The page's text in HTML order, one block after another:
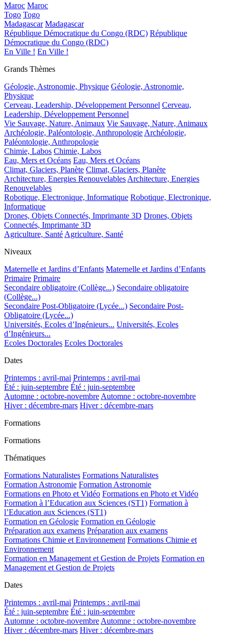
Maroc Maroc
Togo Togo
Madagascar Madagascar
République Démocratique du Congo (RDC) République
Démocratique du Congo (RDC)
En Ville ! En Ville !
Grands Thèmes
Géologie, Astronomie, Physique Géologie, Astronomie,
Physique
Cerveau, Leadership, Développement Personnel Cerveau,
Leadership, Développement Personnel
Vie Sauvage, Nature, Animaux Vie Sauvage, Nature, Animaux
Archéologie, Paléontologie, Anthropologie Archéologie,
Paléontologie, Anthropologie
Chimie, Labos Chimie, Labos
Eau, Mers et Océans Eau, Mers et Océans
Climat, Glaciers, Planète Climat, Glaciers, Planète
Architecture, Energies Renouvelables Architecture, Energies
Renouvelables
Robotique, Electronique, Informatique Robotique, Electronique,
Informatique
Drones, Objets Connectés, Imprimante 3D Drones, Objets
Connectés, Imprimante 3D
Agriculture, Santé Agriculture, Santé
Niveaux
Maternelle et Jardins d’Enfants Maternelle et Jardins d’Enfants
Primaire Primaire
Secondaire obligatoire (Collège...) Secondaire obligatoire
(Collège...)
Secondaire Post-Obligatoire (Lycée...) Secondaire Post-
Obligatoire (Lycée...)
Universités, Ecoles d’Ingénieurs... Universités, Ecoles
d’Ingénieurs...
Ecoles Doctorales Ecoles Doctorales
Dates
Printemps : avril-mai Printemps : avril-mai
Été : juin-septembre Été : juin-septembre
Automne : octobre-novembre Automne : octobre-novembre
Hiver : décembre-mars Hiver : décembre-mars
Formations
Formations
Thématiques
Formations Naturalistes Formations Naturalistes
Formation Astronomie Formation Astronomie
Formations en Photo et Vidéo Formations en Photo et Vidéo
Formation à l’Education aux Sciences (ST1) Formation à
l’Education aux Sciences (ST1)
Formation en Géologie Formation en Géologie
Préparation aux examens Préparation aux examens
Formations Chimie et Environnement Formations Chimie et
Environnement
Formation en Management et Gestion de Projets Formation en
Management et Gestion de Projets
Dates
Printemps : avril-mai Printemps : avril-mai
Été : juin-septembre Été : juin-septembre
Automne : octobre-novembre Automne : octobre-novembre
Hiver : décembre-mars Hiver : décembre-mars